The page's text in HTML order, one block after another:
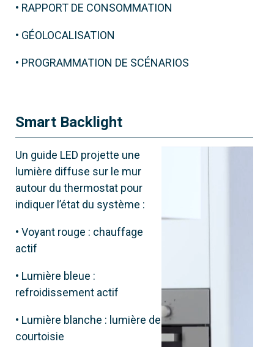
• RAPPORT DE CONSOMMATION
• GÉOLOCALISATION
• PROGRAMMATION DE SCÉNARIOS
Smart Backlight
Un guide LED projette une
lumière diffuse sur le mur
autour du thermostat pour
indiquer l’état du système :
• Voyant rouge : chauffage
actif
• Lumière bleue :
refroidissement actif
• Lumière blanche : lumière de
courtoisie